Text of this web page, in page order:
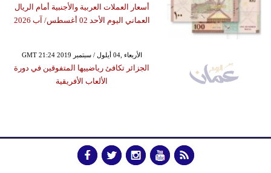
أسعار العملات العربية والأجنبية أمام الريال
العماني اليوم الأحد 02 أغسطس/ آب 2026
GMT 21:24 2019 الأربعاء ,04 أيلول / سبتمبر
الجزائر تكافئ رياضييها المتفوقين في دورة
الألعاب الأفريقية